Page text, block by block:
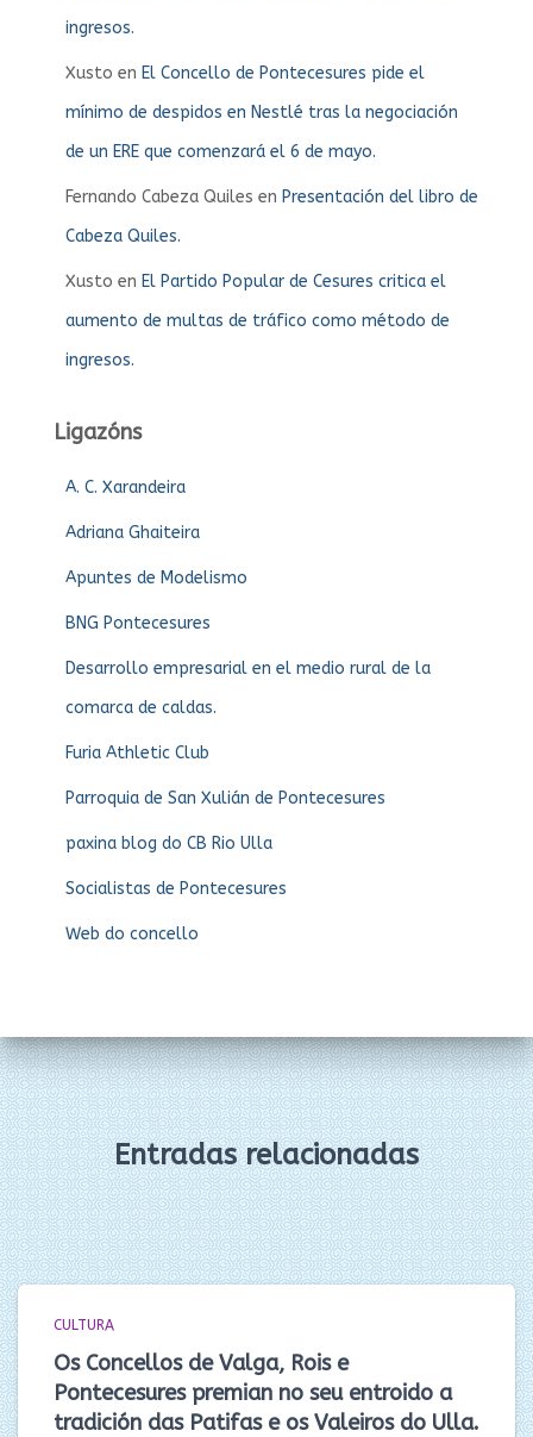
ingresos.
Xusto en El Concello de Pontecesures pide el
mínimo de despidos en Nestlé tras la negociación
de un ERE que comenzará el 6 de mayo.
Fernando Cabeza Quiles en Presentación del libro de
Cabeza Quiles.
Xusto en El Partido Popular de Cesures critica el
aumento de multas de tráfico como método de
ingresos.
Ligazóns
A. C. Xarandeira
Adriana Ghaiteira
Apuntes de Modelismo
BNG Pontecesures
Desarrollo empresarial en el medio rural de la
comarca de caldas.
Furia Athletic Club
Parroquia de San Xulián de Pontecesures
paxina blog do CB Rio Ulla
Socialistas de Pontecesures
Web do concello
Entradas relacionadas
CULTURA
Os Concellos de Valga, Rois e
Pontecesures premian no seu entroido a
tradición das Patifas e os Valeiros do Ulla.